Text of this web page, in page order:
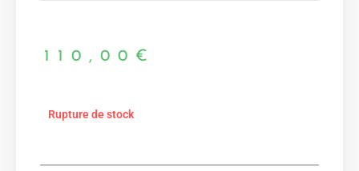
110,00 €
Rupture de stock